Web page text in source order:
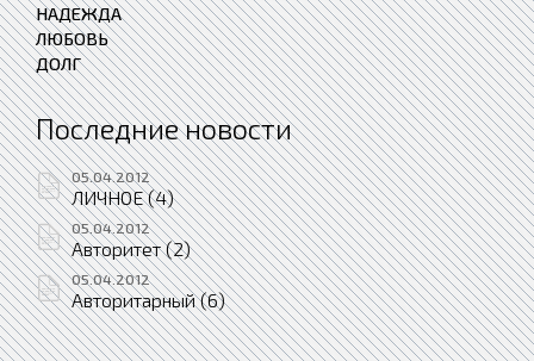
НАДЕЖДА
ЛЮБОВЬ
ДОЛГ
Последние новости
05.04.2012
ЛИЧНОЕ (4)
05.04.2012
Авторитет (2)
05.04.2012
Авторитарный (6)